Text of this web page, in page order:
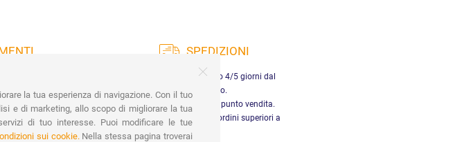
PayPal e
SPEDIZIONI
Consegna in Italia entro 4/5 giorni dal
pagamento.
Ritiro gratuito presso il punto vendita.
Spedizione gratuita per ordini superiori a
29,90 €
la tua esperienza di navigazione. Con il tuo
e di marketing, allo scopo di migliorare la tua
di tuo interesse. Puoi modificare le tue
sui cookie.Nella stessa pagina troverai